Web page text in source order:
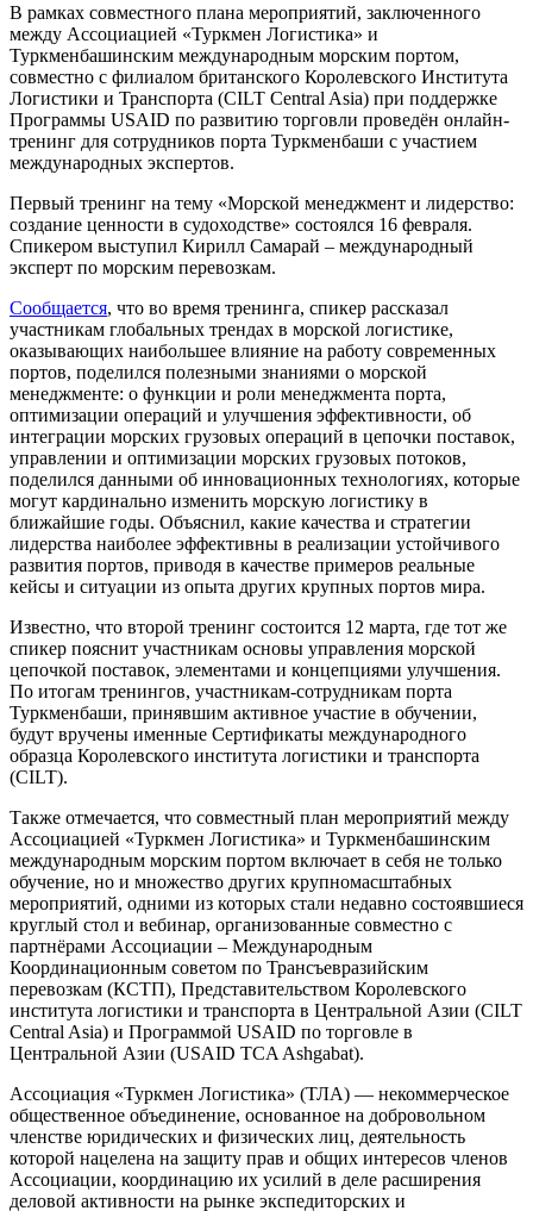
В рамках совместного плана мероприятий, заключенного
между Ассоциацией «Туркмен Логистика» и
Туркменбашинским международным морским портом,
совместно с филиалом британского Королевского Института
Логистики и Транспорта (CILT Central Asia) при поддержке
Программы USAID по развитию торговли проведён онлайн-
тренинг для сотрудников порта Туркменбаши с участием
международных экспертов.
Первый тренинг на тему «Морской менеджмент и лидерство:
создание ценности в судоходстве» состоялся 16 февраля.
Спикером выступил Кирилл Самарай – международный
эксперт по морским перевозкам.
Сообщается, что во время тренинга, спикер рассказал
участникам глобальных трендах в морской логистике,
оказывающих наибольшее влияние на работу современных
портов, поделился полезными знаниями о морской
менеджменте: о функции и роли менеджмента порта,
оптимизации операций и улучшения эффективности, об
интеграции морских грузовых операций в цепочки поставок,
управлении и оптимизации морских грузовых потоков,
поделился данными об инновационных технологиях, которые
могут кардинально изменить морскую логистику в
ближайшие годы. Объяснил, какие качества и стратегии
лидерства наиболее эффективны в реализации устойчивого
развития портов, приводя в качестве примеров реальные
кейсы и ситуации из опыта других крупных портов мира.
Известно, что второй тренинг состоится 12 марта, где тот же
спикер пояснит участникам основы управления морской
цепочкой поставок, элементами и концепциями улучшения.
По итогам тренингов, участникам-сотрудникам порта
Туркменбаши, принявшим активное участие в обучении,
будут вручены именные Сертификаты международного
образца Королевского института логистики и транспорта
(CILT).
Также отмечается, что совместный план мероприятий между
Ассоциацией «Туркмен Логистика» и Туркменбашинским
международным морским портом включает в себя не только
обучение, но и множество других крупномасштабных
мероприятий, одними из которых стали недавно состоявшиеся
круглый стол и вебинар, организованные совместно с
партнёрами Ассоциации – Международным
Координационным советом по Трансъевразийским
перевозкам (КСТП), Представительством Королевского
института логистики и транспорта в Центральной Азии (CILT
Central Asia) и Программой USAID по торговле в
Центральной Азии (USAID TCA Ashgabat).
Ассоциация «Туркмен Логистика» (ТЛА) — некоммерческое
общественное объединение, основанное на добровольном
членстве юридических и физических лиц, деятельность
которой нацелена на защиту прав и общих интересов членов
Ассоциации, координацию их усилий в деле расширения
деловой активности на рынке экспедиторских и